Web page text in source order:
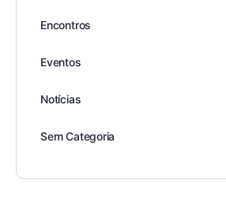
Encontros
Eventos
Notícias
Sem Categoria